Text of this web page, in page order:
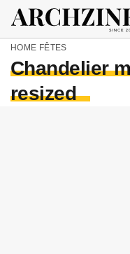
HOME FÊTES
Chandelier
resized